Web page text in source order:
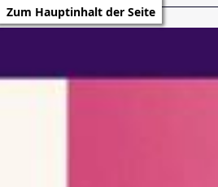
Zum Hauptinhalt der Seite